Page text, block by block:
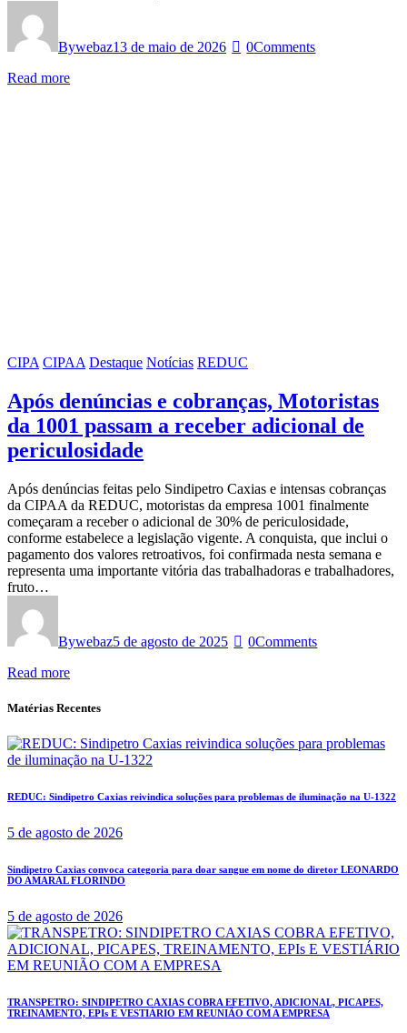
Bywebaz13 de maio de 2026 0Comments
Read more
CIPA CIPAA Destaque Notícias REDUC
Após denúncias e cobranças, Motoristas
da 1001 passam a receber adicional de
periculosidade
Após denúncias feitas pelo Sindipetro Caxias e intensas cobranças
da CIPAA da REDUC, motoristas da empresa 1001 finalmente
começaram a receber o adicional de 30% de periculosidade,
conforme estabelece a legislação vigente. A conquista, que inclui o
pagamento dos valores retroativos, foi confirmada nesta semana e
representa uma importante vitória das trabalhadoras e trabalhadores,
fruto…
Bywebaz5 de agosto de 2025 0Comments
Read more
Matérias Recentes
REDUC: Sindipetro Caxias reivindica soluções para problemas de iluminação na U-1322
5 de agosto de 2026
Sindipetro Caxias convoca categoria para doar sangue em nome do diretor LEONARDO
DO AMARAL FLORINDO
5 de agosto de 2026
TRANSPETRO: SINDIPETRO CAXIAS COBRA EFETIVO, ADICIONAL, PICAPES,
TREINAMENTO, EPIs E VESTIÁRIO EM REUNIÃO COM A EMPRESA